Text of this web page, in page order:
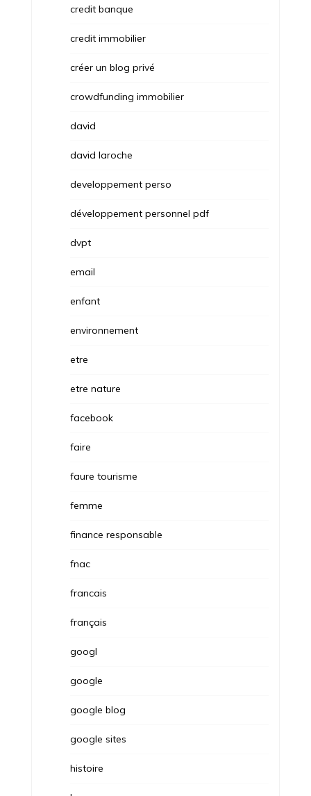
credit banque
credit immobilier
créer un blog privé
crowdfunding immobilier
david
david laroche
developpement perso
développement personnel pdf
dvpt
email
enfant
environnement
etre
etre nature
facebook
faire
faure tourisme
femme
finance responsable
fnac
francais
français
googl
google
google blog
google sites
histoire